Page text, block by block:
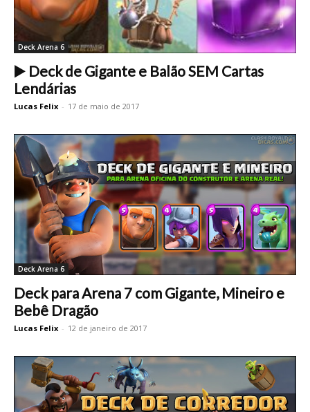
Deck Arena 6
▶️ Deck de Gigante e Balão SEM Cartas
Lendárias
Lucas Felix - 17 de maio de 2017
Deck Arena 6
Deck para Arena 7 com Gigante, Mineiro e
Bebê Dragão
Lucas Felix - 12 de janeiro de 2017